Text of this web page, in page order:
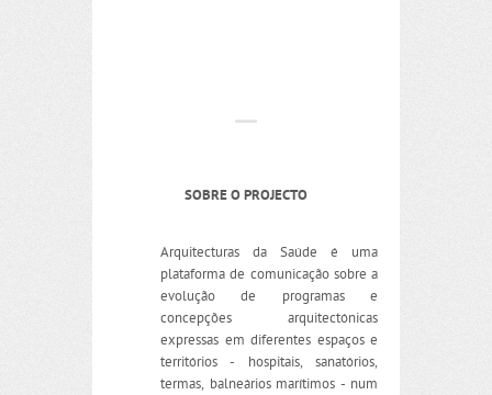
SOBRE O PROJECTO
Arquitecturas da Saúde é uma
plataforma de comunicação sobre a
evolução de programas e
concepções arquitectónicas
expressas em diferentes espaços e
territórios - hospitais, sanatórios,
termas, balneários marítimos - num